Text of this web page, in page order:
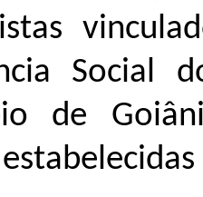
Social
de